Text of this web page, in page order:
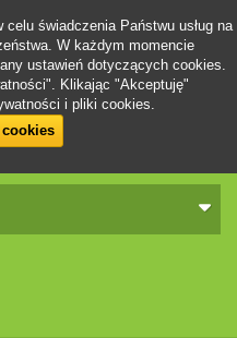
świadczenia Państwu usług na
W każdym momencie
ustawień dotyczących cookies.
Klikając "Akceptuję"
i pliki cookies.